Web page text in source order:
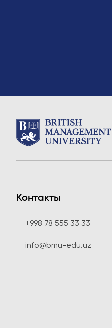
Контакты
+998 78 555 33 33
info@bmu-edu.uz